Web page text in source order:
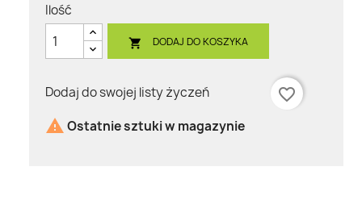
Ilość
 DODAJ DO KOSZYKA
Dodaj do swojej listy życzeń
favorite_border
 Ostatnie sztuki w magazynie